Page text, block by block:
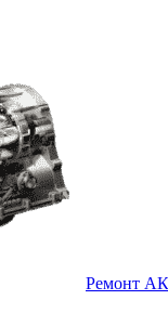
Ремонт